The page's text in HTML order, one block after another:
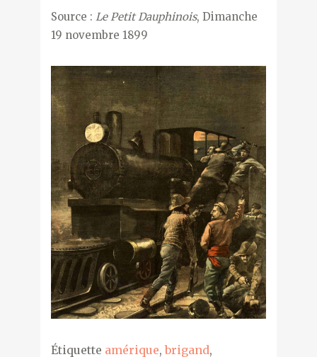
Source : Le Petit Dauphinois, Dimanche
19 novembre 1899
Étiquette amérique,brigand,